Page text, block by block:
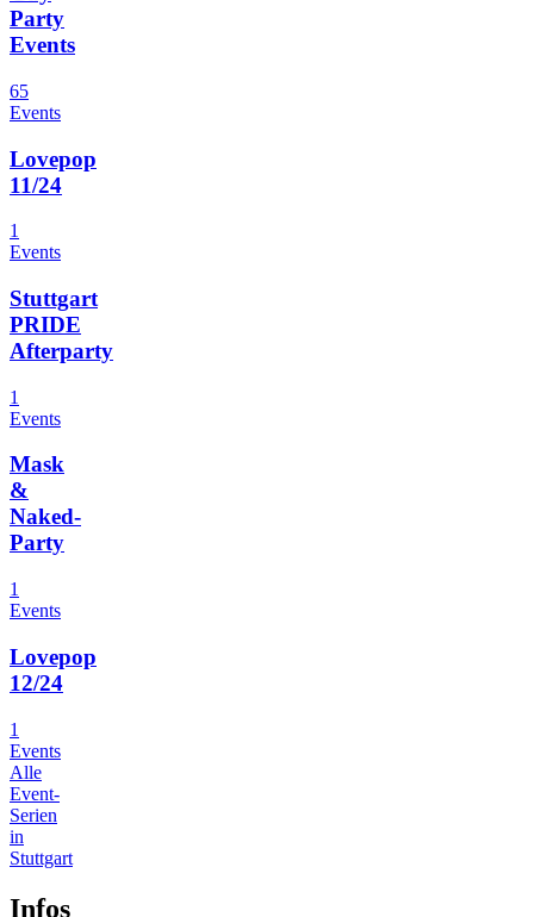
Party
Events
65
Events
Lovepop
11/24
1
Events
Stuttgart
PRIDE
Afterparty
1
Events
Mask
&
Naked-
Party
1
Events
Lovepop
12/24
1
Events
Alle
Event-
Serien
in
Stuttgart
Infos